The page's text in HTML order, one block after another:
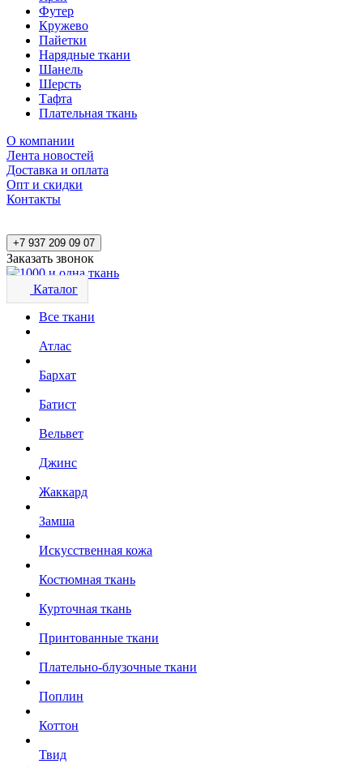
Футер
Кружево
Пайетки
Нарядные ткани
Шанель
Шерсть
Тафта
Плательная ткань
О компании
Лента новостей
Доставка и оплата
Опт и скидки
Контакты
+7 937 209 09 07
Заказать звонок
Каталог
Все ткани
Атлас
Бархат
Батист
Вельвет
Джинс
Жаккард
Замша
Искусственная кожа
Костюмная ткань
Курточная ткань
Принтованные ткани
Плательно-блузочные ткани
Поплин
Коттон
Твид